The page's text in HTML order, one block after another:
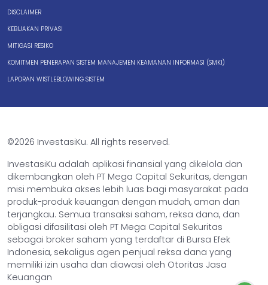
DISCLAIMER
KEBIJAKAN PRIVASI
MITIGASI RESIKO
KOMITMEN PENERAPAN SISTEM MANAJEMEN KEAMANAN INFORMASI (SMKI)
LAPORAN WISTLEBLOWING SISTEM
©2026 InvestasiKu. All rights reserved.
InvestasiKu adalah aplikasi finansial yang dikelola dan
dikembangkan oleh PT Mega Capital Sekuritas, dengan
misi membuka akses lebih luas bagi masyarakat pada
produk-produk keuangan dengan mudah, aman dan
terjangkau. Semua transaksi saham, reksa dana, dan
obligasi difasilitasi oleh PT Mega Capital Sekuritas
sebagai broker saham yang terdaftar di Bursa Efek
Indonesia, sekaligus agen penjual reksa dana yang
memiliki izin usaha dan diawasi oleh Otoritas Jasa
Keuangan